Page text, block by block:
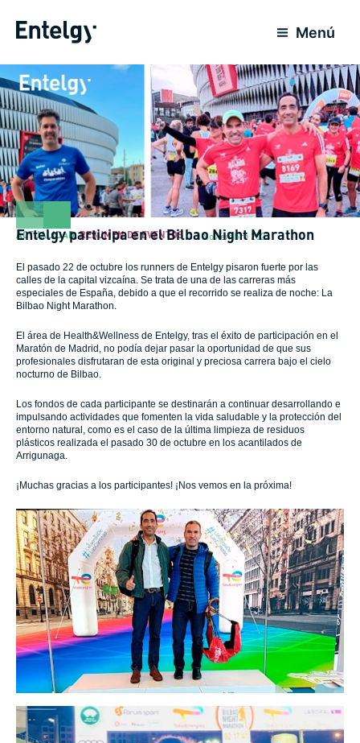
Menú
ACTUALIDAD,RESUMEN DE EVENTOS 1 Noviembre 2023
Entelgy participa en el Bilbao Night Marathon
El pasado 22 de octubre los runners de Entelgy pisaron fuerte por las
calles de la capital vizcaína. Se trata de una de las carreras más
especiales de España, debido a que el recorrido se realiza de noche: La
Bilbao Night Marathon.
El área de Health&Wellness de Entelgy, tras el éxito de participación en el
Maratón de Madrid, no podía dejar pasar la oportunidad de que sus
profesionales disfrutaran de esta original y preciosa carrera bajo el cielo
nocturno de Bilbao.
Los fondos de cada participante se destinarán a continuar desarrollando e
impulsando actividades que fomenten la vida saludable y la protección del
entorno natural, como es el caso de la última limpieza de residuos
plásticos realizada el pasado 30 de octubre en los acantilados de
Arrigunaga.
¡Muchas gracias a los participantes! ¡Nos vemos en la próxima!